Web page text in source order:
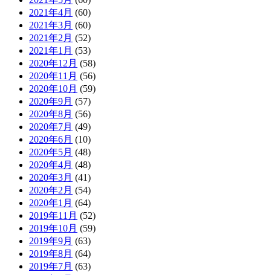
2021年4月 (60)
2021年3月 (60)
2021年2月 (52)
2021年1月 (53)
2020年12月 (58)
2020年11月 (56)
2020年10月 (59)
2020年9月 (57)
2020年8月 (56)
2020年7月 (49)
2020年6月 (10)
2020年5月 (48)
2020年4月 (48)
2020年3月 (41)
2020年2月 (54)
2020年1月 (64)
2019年11月 (52)
2019年10月 (59)
2019年9月 (63)
2019年8月 (64)
2019年7月 (63)